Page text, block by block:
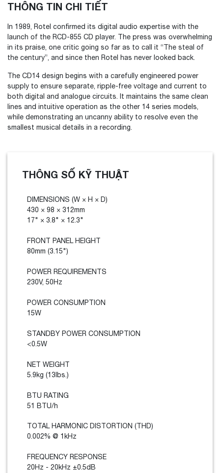
THÔNG TIN CHI TIẾT
In 1989, Rotel confirmed its digital audio expertise with the
launch of the RCD-855 CD player. The press was overwhelming
in its praise, one critic going so far as to call it “The steal of
the century”, and since then Rotel has never looked back.
The CD14 design begins with a carefully engineered power
supply to ensure separate, ripple-free voltage and current to
both digital and analogue circuits. It maintains the same clean
lines and intuitive operation as the other 14 series models,
while demonstrating an uncanny ability to resolve even the
smallest musical details in a recording.
THÔNG SỐ KỸ THUẬT
DIMENSIONS (W × H × D)
430 × 98 × 312mm
17" × 3.8" × 12.3"
FRONT PANEL HEIGHT
80mm (3.15")
POWER REQUIREMENTS
230V, 50Hz
POWER CONSUMPTION
15W
STANDBY POWER CONSUMPTION
<0.5W
NET WEIGHT
5.9kg (13lbs.)
BTU RATING
51 BTU/h
TOTAL HARMONIC DISTORTION (THD)
0.002% @ 1kHz
FREQUENCY RESPONSE
20Hz - 20kHz ±0.5dB